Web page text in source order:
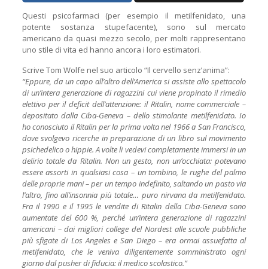
Questi psicofarmaci (per esempio il metilfenidato, una
potente sostanza stupefacente), sono sul mercato
americano da quasi mezzo secolo, per molti rappresentano
uno stile di vita ed hanno ancora i loro estimatori.
Scrive Tom Wolfe nel suo articolo “Il cervello senz’anima”:
“Eppure, da un capo all’altro dell’America si assiste allo spettacolo
di un’intera generazione di ragazzini cui viene propinato il rimedio
elettivo per il deficit dell’attenzione: il Ritalin, nome commerciale –
depositato dalla Ciba-Geneva – dello stimolante metilfenidato. Io
ho conosciuto il Ritalin per la prima volta nel 1966 a San Francisco,
dove svolgevo ricerche in preparazione di un libro sul movimento
psichedelico o hippie. A volte li vedevi completamente immersi in un
delirio totale da Ritalin. Non un gesto, non un’occhiata: potevano
essere assorti in qualsiasi cosa – un tombino, le rughe del palmo
delle proprie mani – per un tempo indefinito, saltando un pasto via
l’altro, fino all’insonnia più totale… puro nirvana da metilfenidato.
Fra il 1990 e il 1995 le vendite di Ritalin della Ciba-Geneva sono
aumentate del 600 %, perché un’intera generazione di ragazzini
americani – dai migliori college del Nordest alle scuole pubbliche
più sfigate di Los Angeles e San Diego – era ormai assuefatta al
metifenidato, che le veniva diligentemente somministrato ogni
giorno dal pusher di fiducia: il medico scolastico.”